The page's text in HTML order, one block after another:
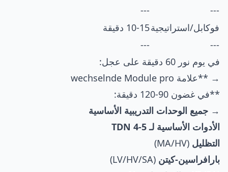
---
---
فوكابل/استراتيجية10-15 دقيقة
---
---
في يوم نور 60 دقيقة على عجل:
→ **علامة wechselnde Module pro
**في غضون 90-120 دقيقة:
→ جميع الوحدات التدريبية الأساسية
الأدوات الأساسية لـ TDN 4-5
التظليل (MA/HV)
بارافراسين-كيتن (LV/HV/SA)